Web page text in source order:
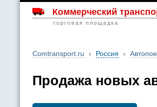
Коммерческий
торговая площадка
Comtransport.ru › Россия ›
Продажа новых